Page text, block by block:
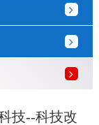
技--科技改